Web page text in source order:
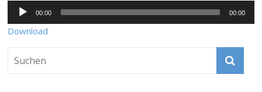
Audio-
Player
00:00 00:00
Download